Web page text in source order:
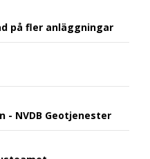
på fler anläggningar
- NVDB Geotjenester